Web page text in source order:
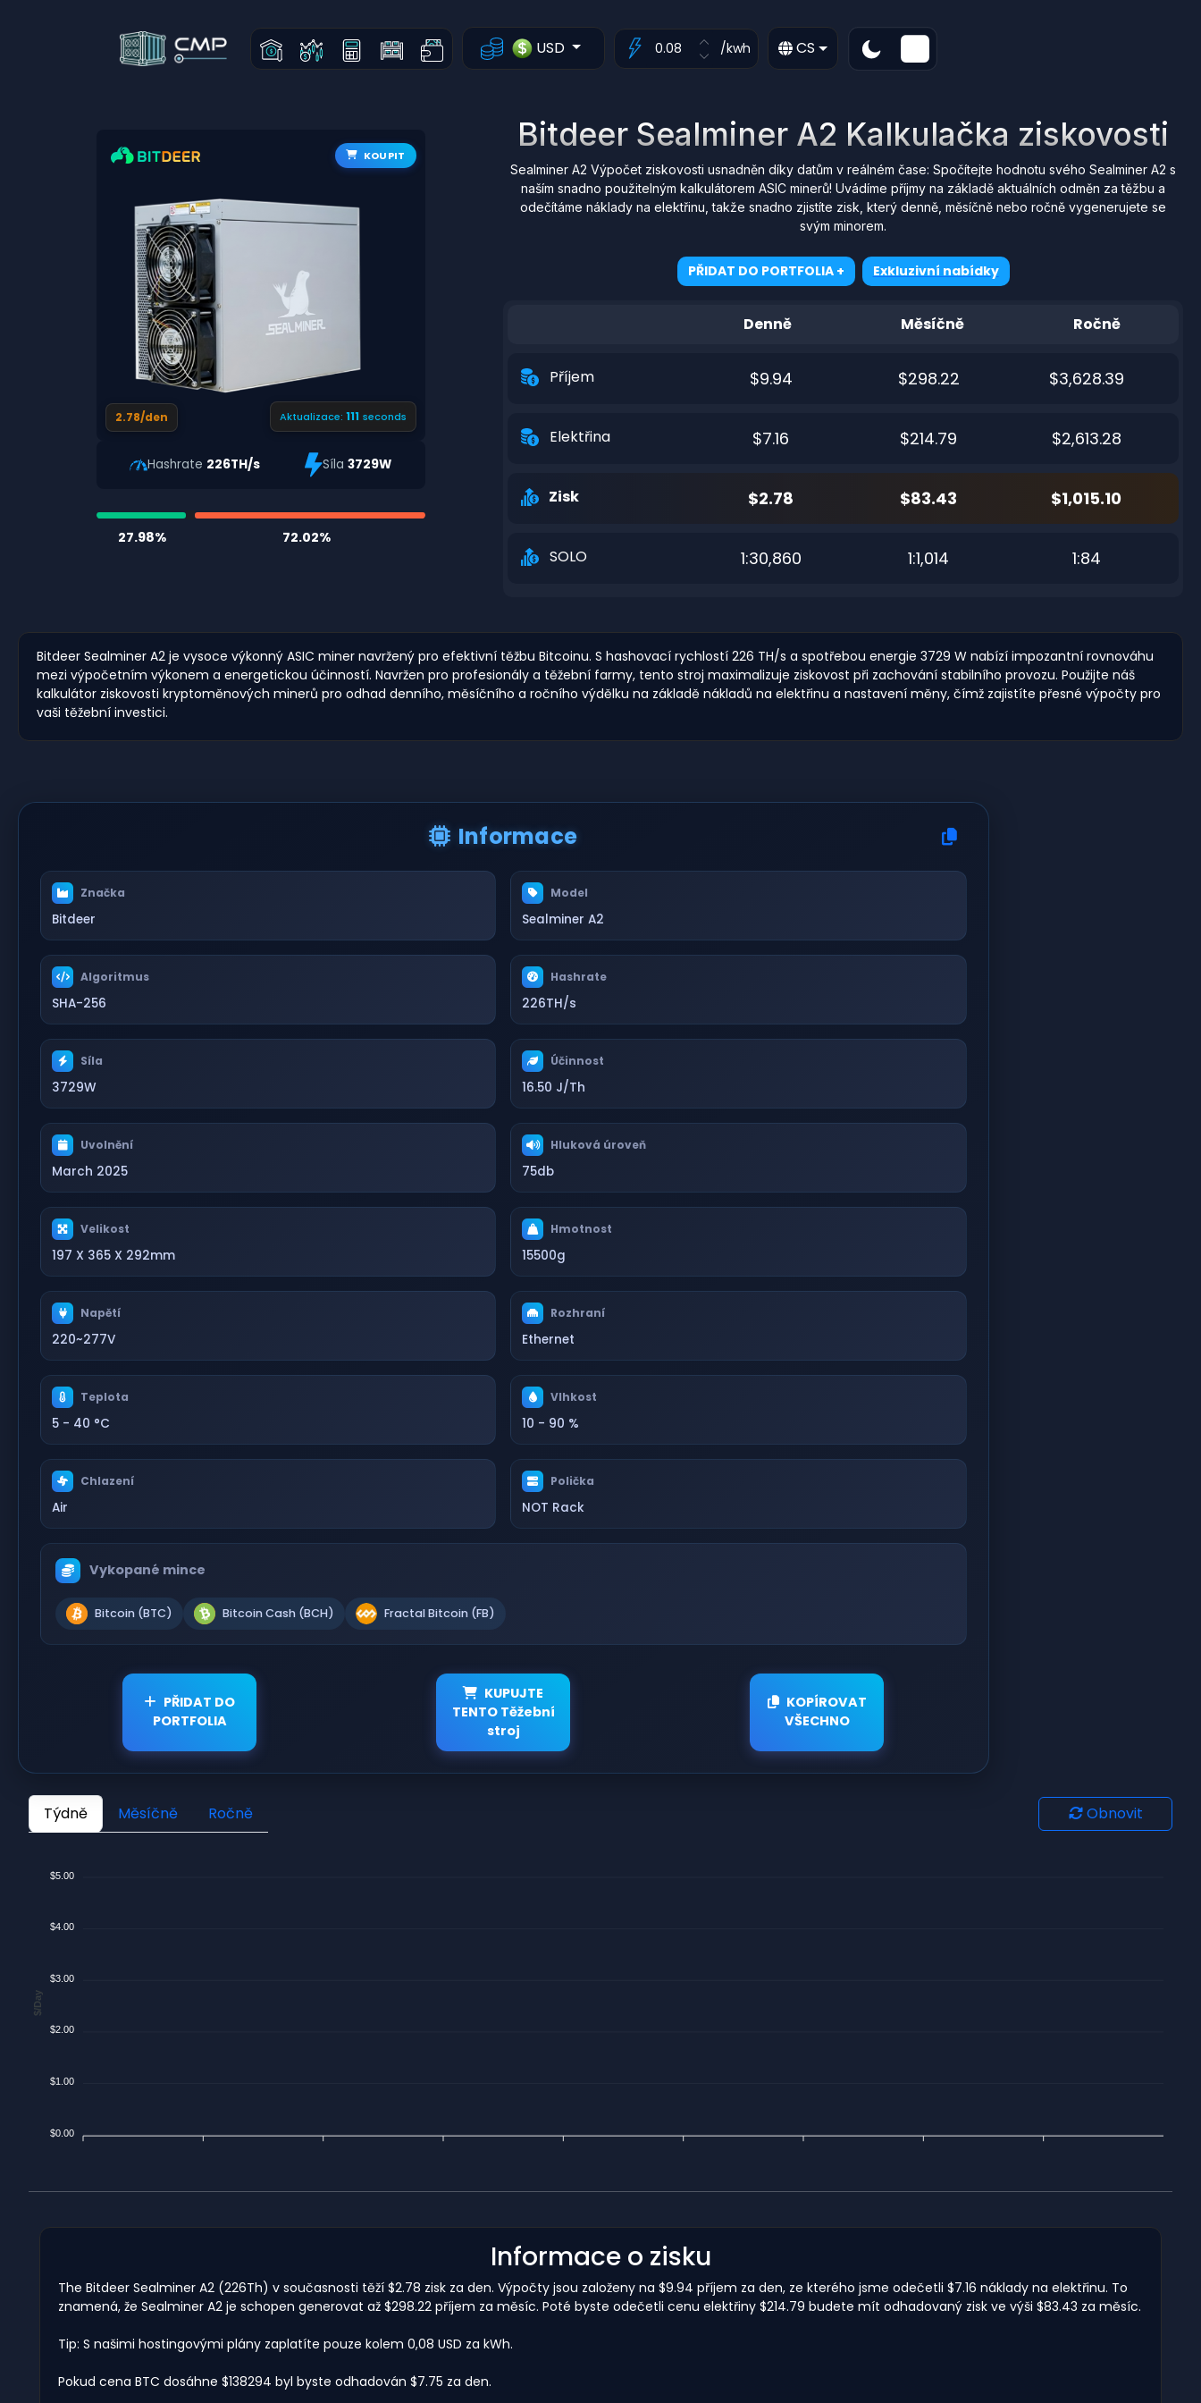
USD /kwh CS
KOUPIT
2.78/den Aktualizace:110 seconds
Hashrate 226TH/s Síla 3729W
27.98% 72.02%
Bitdeer Sealminer A2 Kalkulačka ziskovosti
Sealminer A2 Výpočet ziskovosti usnadněn díky datům v reálném čase: Spočítejte hodnotu svého Sealminer A2 s
naším snadno použitelným kalkulátorem ASIC minerů! Uvádíme příjmy na základě aktuálních odměn za těžbu a
odečítáme náklady na elektřinu, takže snadno zjistíte zisk, který denně, měsíčně nebo ročně vygenerujete se
svým minorem.
PŘIDAT DO PORTFOLIA + Exkluzivní nabídky
Denně Měsíčně Ročně
Příjem $9.94 $298.22 $3,628.39
Elektřina $7.16 $214.79 $2,613.28
Zisk $2.78 $83.43 $1,015.10
SOLO 1:30,860 1:1,014 1:84
Bitdeer Sealminer A2 je vysoce výkonný ASIC miner navržený pro efektivní těžbu Bitcoinu. S hashovací rychlostí 226 TH/s a spotřebou energie 3729 W nabízí impozantní rovnováhu
mezi výpočetním výkonem a energetickou účinností. Navržen pro profesionály a těžební farmy, tento stroj maximalizuje ziskovost při zachování stabilního provozu. Použijte náš
kalkulátor ziskovosti kryptoměnových minerů pro odhad denního, měsíčního a ročního výdělku na základě nákladů na elektřinu a nastavení měny, čímž zajistíte přesné výpočty pro
vaši těžební investici.
Informace
Značka
Bitdeer
Model
Sealminer A2
Algoritmus
SHA-256
Hashrate
226TH/s
Síla
3729W
Účinnost
16.50 J/Th
Uvolnění
March 2025
Hluková úroveň
75db
Velikost
197 X 365 X 292mm
Hmotnost
15500g
Napětí
220~277V
Rozhraní
Ethernet
Teplota
5 - 40 °C
Vlhkost
10 - 90 %
Chlazení
Air
Polička
NOT Rack
Vykopané mince
Bitcoin (BTC) Bitcoin Cash (BCH) Fractal Bitcoin (FB)
PŘIDAT DO
PORTFOLIA
KUPUJTE
TENTO Těžební
stroj
KOPÍROVAT
VŠECHNO
Týdně Měsíčně Ročně Obnovit
$5.00
$4.00
$3.00
$2.00
$1.00
$0.00
$/Day
Informace o zisku
The Bitdeer Sealminer A2 (226Th) v současnosti těží $2.78 zisk za den. Výpočty jsou založeny na $9.94 příjem za den, ze kterého jsme odečetli $7.16 náklady na elektřinu. To
znamená, že Sealminer A2 je schopen generovat až $298.22 příjem za měsíc. Poté byste odečetli cenu elektřiny $214.79 budete mít odhadovaný zisk ve výši $83.43 za měsíc.
Tip: S našimi hostingovými plány zaplatíte pouze kolem 0,08 USD za kWh.
Pokud cena BTC dosáhne $138294 byl byste odhadován $7.75 za den.